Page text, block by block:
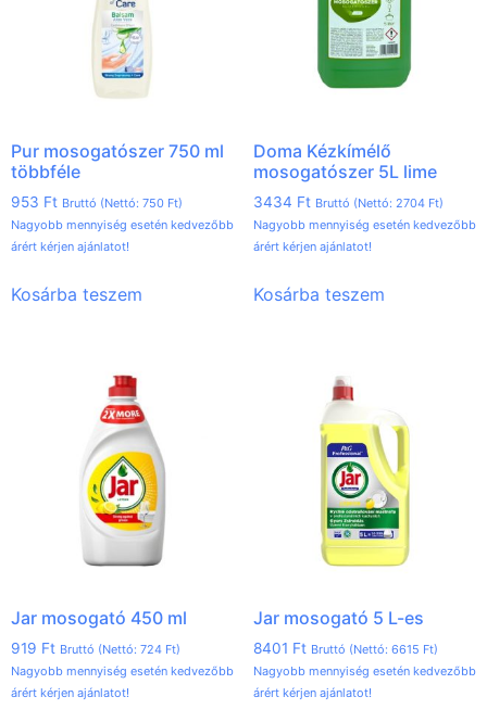
Pur mosogatószer 750 ml
többféle
953 Ft Bruttó (Nettó: 750 Ft)
Nagyobb mennyiség esetén kedvezőbb
árért kérjen ajánlatot!
Kosárba teszem
Doma Kézkímélő
mosogatószer 5L lime
3434 Ft Bruttó (Nettó: 2704 Ft)
Nagyobb mennyiség esetén kedvezőbb
árért kérjen ajánlatot!
Kosárba teszem
Jar mosogató 450 ml
919 Ft Bruttó (Nettó: 724 Ft)
Nagyobb mennyiség esetén kedvezőbb
árért kérjen ajánlatot!
Jar mosogató 5 L-es
8401 Ft Bruttó (Nettó: 6615 Ft)
Nagyobb mennyiség esetén kedvezőbb
árért kérjen ajánlatot!